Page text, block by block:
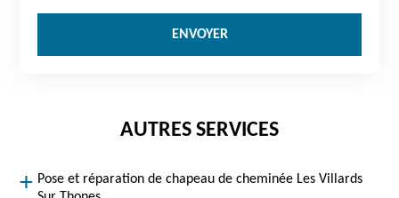
AUTRES SERVICES
Pose et réparation de chapeau de cheminée Les Villards